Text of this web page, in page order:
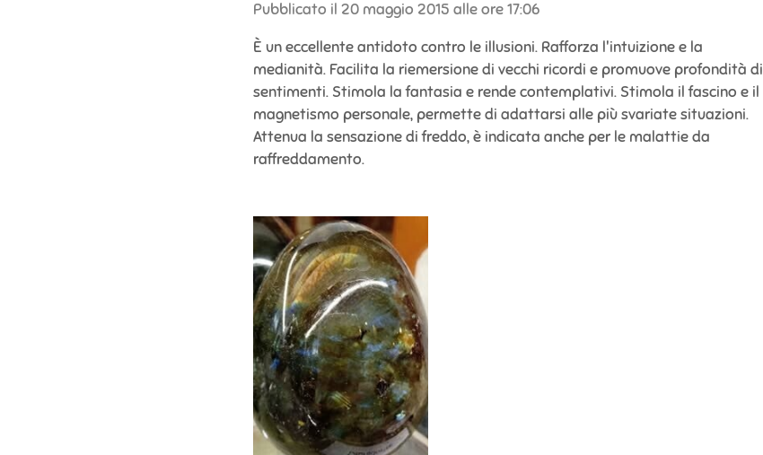
Pubblicato il 20 maggio 2015 alle ore 17:06
È un eccellente antidoto contro le illusioni. Rafforza l'intuizione e la
medianità. Facilita la riemersione di vecchi ricordi e promuove profondità di
sentimenti. Stimola la fantasia e rende contemplativi. Stimola il fascino e il
magnetismo personale, permette di adattarsi alle più svariate situazioni.
Attenua la sensazione di freddo, è indicata anche per le malattie da
raffreddamento.